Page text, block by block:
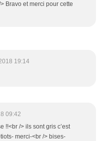
Bravo et merci pour cette
19:14
09:42
!!<br /> ils sont gris c’est
merci-<br /> bises-